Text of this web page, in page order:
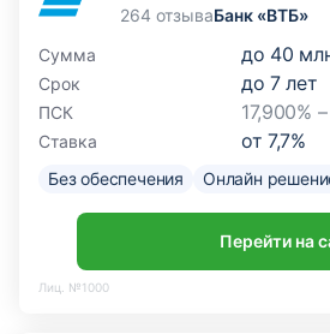
264 отзываБанк «ВТБ»
Сумма
до 40
Срок до7лет
ПСК 17,900%
Ставка от7,7%
Без обеспечения Онлайн
Перейти на
Лиц. №1000